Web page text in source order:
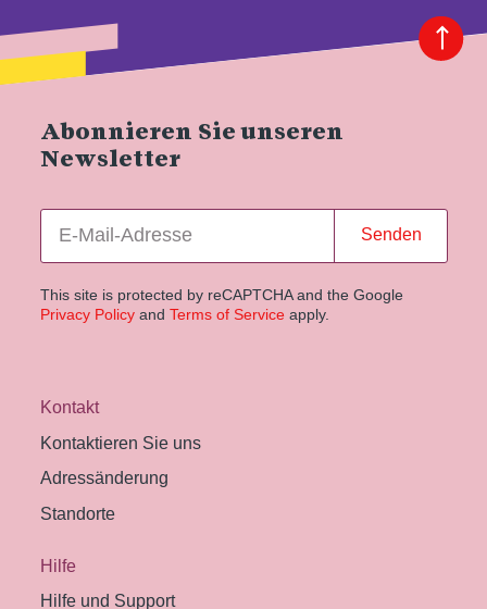
Abonnieren Sie unseren
Newsletter
Senden
This site is protected by reCAPTCHA and the Google
Privacy Policyand Terms of Service apply.
Kontakt
Kontaktieren Sie uns
Adressänderung
Standorte
Hilfe
Hilfe und Support